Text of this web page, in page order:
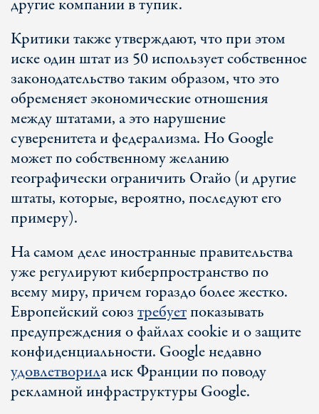
другие компании в тупик.
Критики также утверждают, что при этом
иске один штат из 50 использует собственное
законодательство таким образом, что это
обременяет экономические отношения
между штатами, а это нарушение
суверенитета и федерализма. Но Google
может по собственному желанию
географически ограничить Огайо (и другие
штаты, которые, вероятно, последуют его
примеру).
На самом деле иностранные правительства
уже регулируют киберпространство по
всему миру, причем гораздо более жестко.
Европейский союзтребуетпоказывать
предупреждения о файлах cookie и о защите
конфиденциальности. Google недавно
удовлетворила иск Франции по поводу
рекламной инфраструктуры Google.